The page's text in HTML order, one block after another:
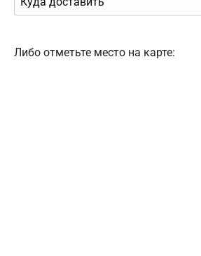
Либо отметьте место на карте: